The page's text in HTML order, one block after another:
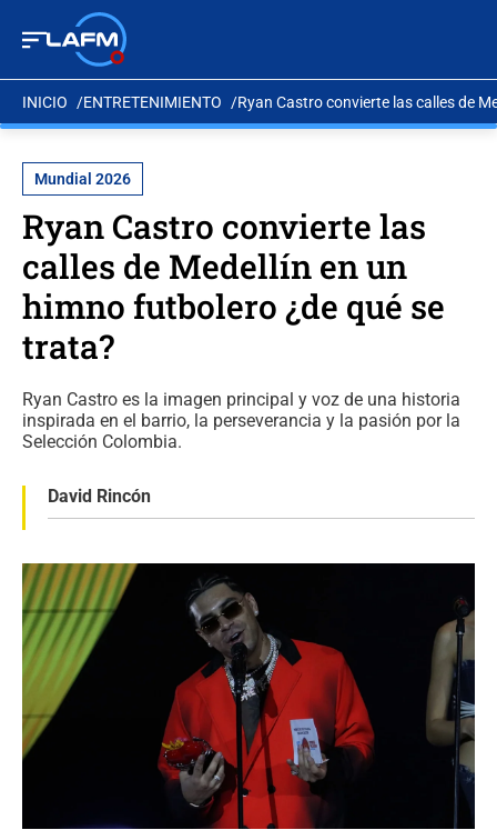
INICIO ENTRETENIMIENTO Ryan Castro convierte las calles de
Mundial 2026
Ryan Castro convierte las
calles de Medellín en un
himno futbolero ¿de qué se
trata?
Ryan Castro es la imagen principal y voz de una historia
inspirada en el barrio, la perseverancia y la pasión por la
Selección Colombia.
David Rincón